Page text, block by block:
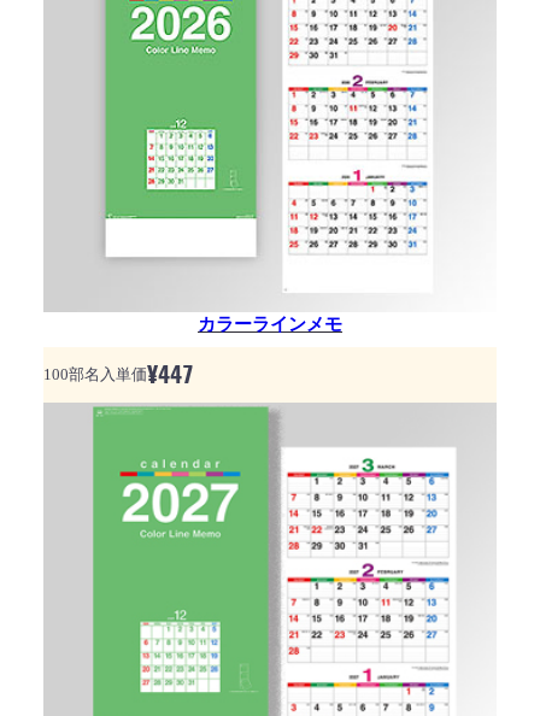
カラーラインメモ
100部名入単価¥447